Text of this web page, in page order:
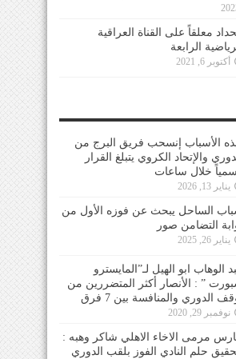
معلقاً على القناة العراقية
الرابعة
أكتوبر 6, 2021
الأسباب إنسحب فريق البرج من
والإتحاد الكروي يتبلغ القرار
خلال ساعات
يناير 13, 2026
الساحل يبحث عن فوزه الأول من
التضامن صور
يناير 26, 2025
الوهاب ابو الهيل لـ”المايسترو
” : الأنصار أكثر المتضررين من
الدوري والمنافسة بين 7 فرق
نوفمبر 29, 2020
مرمى الاخاء الاهلي شاكر وهبه :
حلم النادي الفوز بلقب الدوري